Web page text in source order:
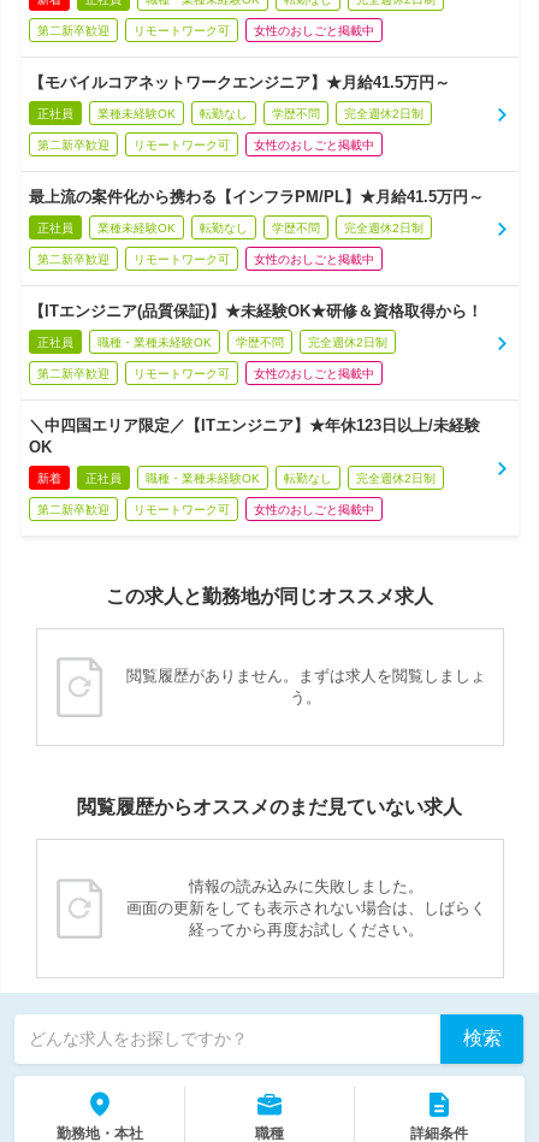
第二新卒歓迎 リモートワーク可 女性のおしごと掲載中
【モバイルコアネットワークエンジニア】★月給41.5万円～
正社員 業種未経験OK 転勤なし 学歴不問 完全週休2日制
第二新卒歓迎 リモートワーク可 女性のおしごと掲載中
最上流の案件化から携わる【インフラPM/PL】★月給41.5万円～
正社員 業種未経験OK 転勤なし 学歴不問 完全週休2日制
第二新卒歓迎 リモートワーク可 女性のおしごと掲載中
【ITエンジニア(品質保証)】★未経験OK★研修＆資格取得から！
正社員 職種・業種未経験OK 学歴不問 完全週休2日制
第二新卒歓迎 リモートワーク可 女性のおしごと掲載中
＼中四国エリア限定／【ITエンジニア】★年休123日以上/未経験
OK
新着 正社員 職種・業種未経験OK 転勤なし 完全週休2日制
第二新卒歓迎 リモートワーク可 女性のおしごと掲載中
この求人と勤務地が同じオススメ求人
閲覧履歴がありません。まずは求人を閲覧しましょ
う。
閲覧履歴からオススメのまだ見ていない求人
情報の読み込みに失敗しました。
画面の更新をしても表示されない場合は、しばらく
経ってから再度お試しください。
どんな求人をお探しですか？ 検索
勤務地・本社 職種 詳細条件